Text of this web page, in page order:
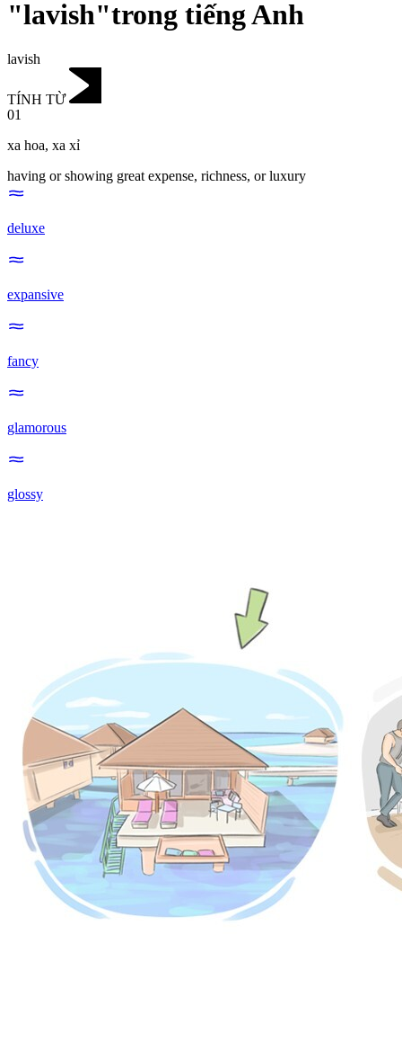
"lavish"trong tiếng Anh
lavish
TÍNH TỪ
01
xa hoa, xa xỉ
having or showing great expense, richness, or luxury
deluxe
expansive
fancy
glamorous
glossy